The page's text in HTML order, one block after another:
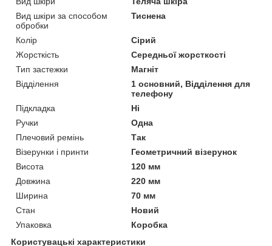
Вид шкіри за способом
обробки
Тиснена
Колір
Сірий
Жорсткість
Середньої жорсткості
Тип застежки
Магніт
Відділення
1 основний, Відділення для
телефону
Підкладка
Ні
Ручки
Одна
Плечовий ремінь
Так
Візерунки і принти
Геометричний візерунок
Висота
120 мм
Довжина
220 мм
Ширина
70 мм
Стан
Новий
Упаковка
Коробка
Користувацькі характеристики